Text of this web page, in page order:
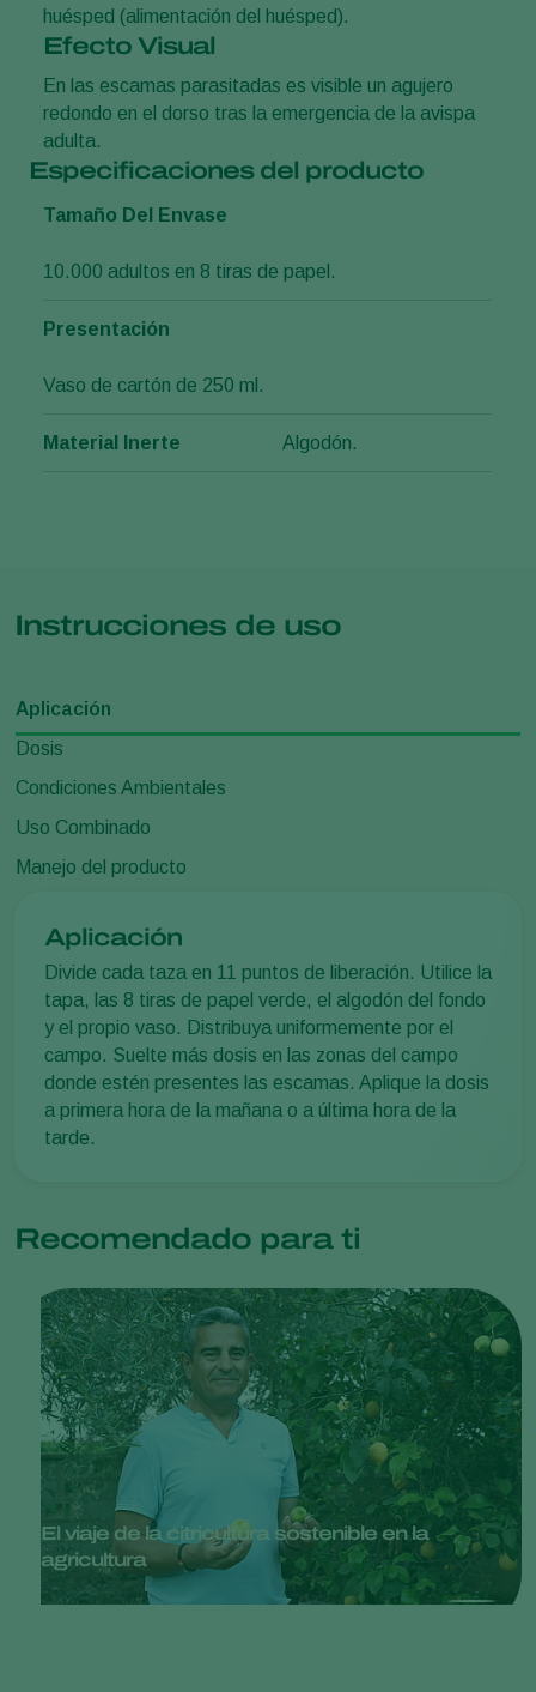
huésped (alimentación del huésped).
Efecto Visual
En las escamas parasitadas es visible un agujero
redondo en el dorso tras la emergencia de la avispa
adulta.
Especificaciones del producto
Tamaño Del Envase
10.000 adultos en 8 tiras de papel.
Presentación
Vaso de cartón de 250 ml.
Material Inerte Algodón.
Instrucciones de uso
Aplicación
Dosis
Condiciones Ambientales
Uso Combinado
Manejo del producto
Aplicación
Divide cada taza en 11 puntos de liberación. Utilice la
tapa, las 8 tiras de papel verde, el algodón del fondo
y el propio vaso. Distribuya uniformemente por el
campo. Suelte más dosis en las zonas del campo
donde estén presentes las escamas. Aplique la dosis
a primera hora de la mañana o a última hora de la
tarde.
Recomendado para ti
El viaje de la citricultura sostenible en la
agricultura